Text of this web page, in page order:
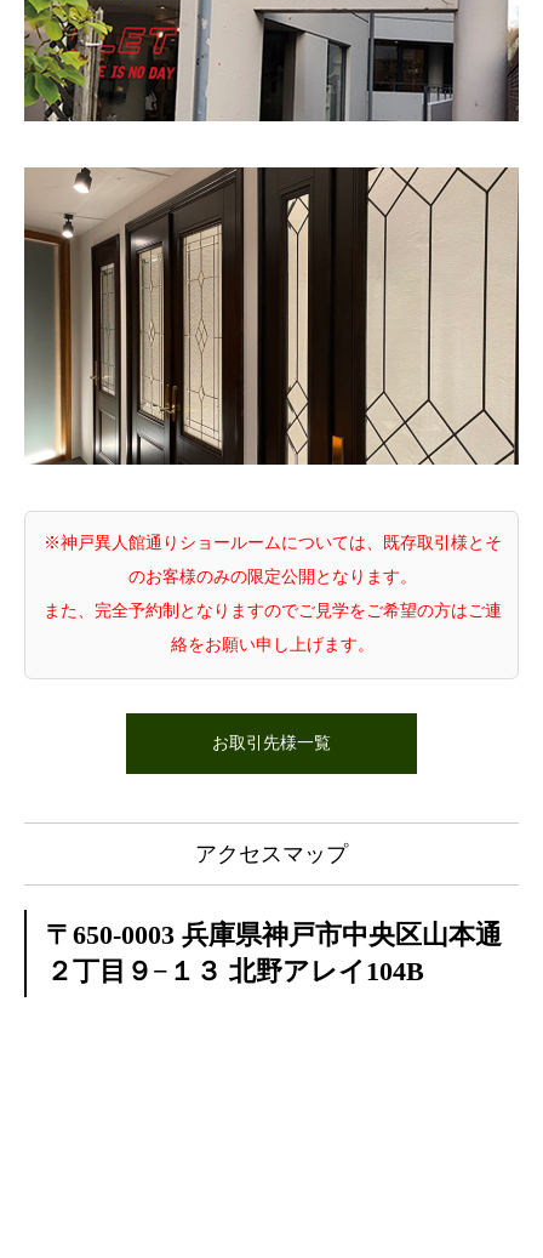
※神戸異人館通りショールームについては、既存取引様とそ
のお客様のみの限定公開となります。
また、完全予約制となりますのでご見学をご希望の方はご連
絡をお願い申し上げます。
お取引先様一覧
アクセスマップ
〒650-0003 兵庫県神戸市中央区山本通
２丁目９−１３ 北野アレイ104B